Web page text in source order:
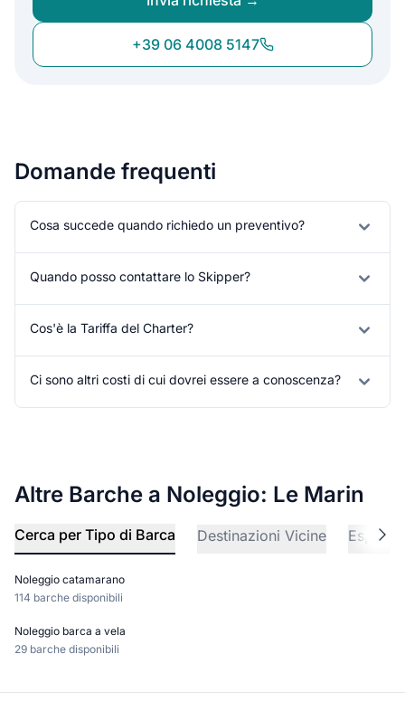
+39 06 4008 5147
Domande frequenti
Cosa succede quando richiedo un preventivo?
Quando posso contattare lo Skipper?
Cos'è la Tariffa del Charter?
Ci sono altri costi di cui dovrei essere a conoscenza?
Altre Barche a Noleggio: Le Marin
Cerca per Tipo di Barca Destinazioni Vicine Esplora
Noleggio catamarano
114 barche disponibili
Noleggio barca a vela
29 barche disponibili